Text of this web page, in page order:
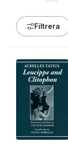
Filtrera